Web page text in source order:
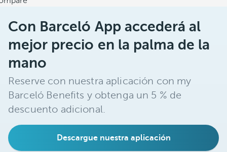
Con Barceló App accederá al
mejor precio en la palma de la
mano
Reserve con nuestra aplicación con my
Barceló Benefits y obtenga un 5 % de
descuento adicional.
Descargue nuestra aplicación